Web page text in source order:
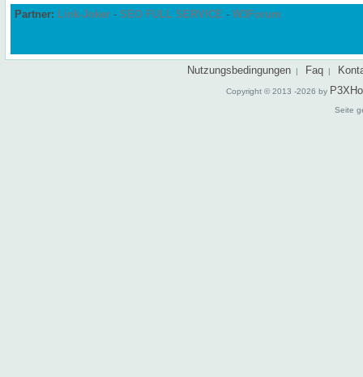
Partner: Link-Joker - SEO FULL SERVICE - W3Forum
Nutzungsbedingungen | Faq |
Copyright © 2013 -2026 by
Seite